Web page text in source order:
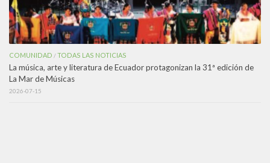
COMUNIDAD /TODAS LAS NOTICIAS
La música, arte y literatura de Ecuador protagonizan la 31ª edición de
La Mar de Músicas
2026-07-15